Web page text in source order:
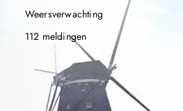
Weersverwachting
112 meldingen